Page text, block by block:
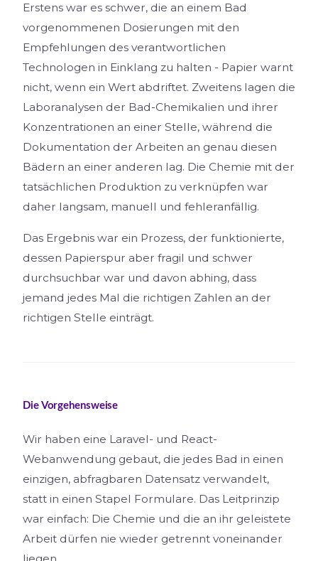
Erstens war es schwer, die an einem Bad
vorgenommenen Dosierungen mit den
Empfehlungen des verantwortlichen
Technologen in Einklang zu halten - Papier warnt
nicht, wenn ein Wert abdriftet. Zweitens lagen die
Laboranalysen der Bad-Chemikalien und ihrer
Konzentrationen an einer Stelle, während die
Dokumentation der Arbeiten an genau diesen
Bädern an einer anderen lag. Die Chemie mit der
tatsächlichen Produktion zu verknüpfen war
daher langsam, manuell und fehleranfällig.
Das Ergebnis war ein Prozess, der funktionierte,
dessen Papierspur aber fragil und schwer
durchsuchbar war und davon abhing, dass
jemand jedes Mal die richtigen Zahlen an der
richtigen Stelle einträgt.
Die Vorgehensweise
Wir haben eine Laravel- und React-
Webanwendung gebaut, die jedes Bad in einen
einzigen, abfragbaren Datensatz verwandelt,
statt in einen Stapel Formulare. Das Leitprinzip
war einfach: Die Chemie und die an ihr geleistete
Arbeit dürfen nie wieder getrennt voneinander
liegen.